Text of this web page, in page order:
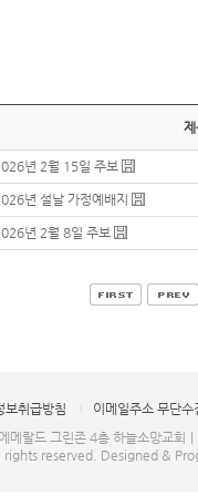
년 2월 15일 주보
년 설날 가정예배지
년 2월 8일 주보
보취급방침 이메일주소 무단수
메랄드 그린존 4층 하늘소망교
reserved. Designed &